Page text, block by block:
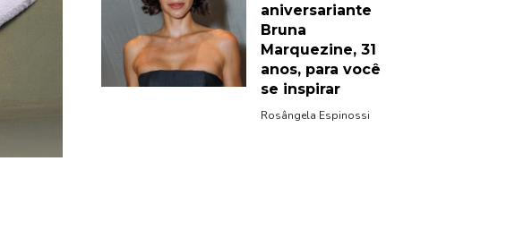
aniversariante
Bruna
Marquezine, 31
anos, para você
se inspirar
Rosângela Espinossi